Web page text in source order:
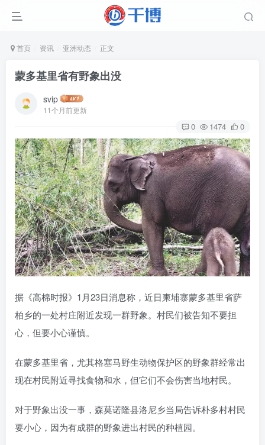
首页 资讯 亚洲动态 正文
蒙多基里省有野象出没
svip
11个月前更新
0 1474 0
据《高棉时报》1月23日消息称，近日柬埔寨蒙多基里省萨
柏乡的一处村庄附近发现一群野象。村民们被告知不要担
心，但要小心谨慎。
在蒙多基里省，尤其格塞马野生动物保护区的野象群经常出
现在村民附近寻找食物和水，但它们不会伤害当地村民。
对于野象出没一事，森莫诺隆县洛尼乡当局告诉朴多村村民
要小心，因为有成群的野象进出村民的种植园。